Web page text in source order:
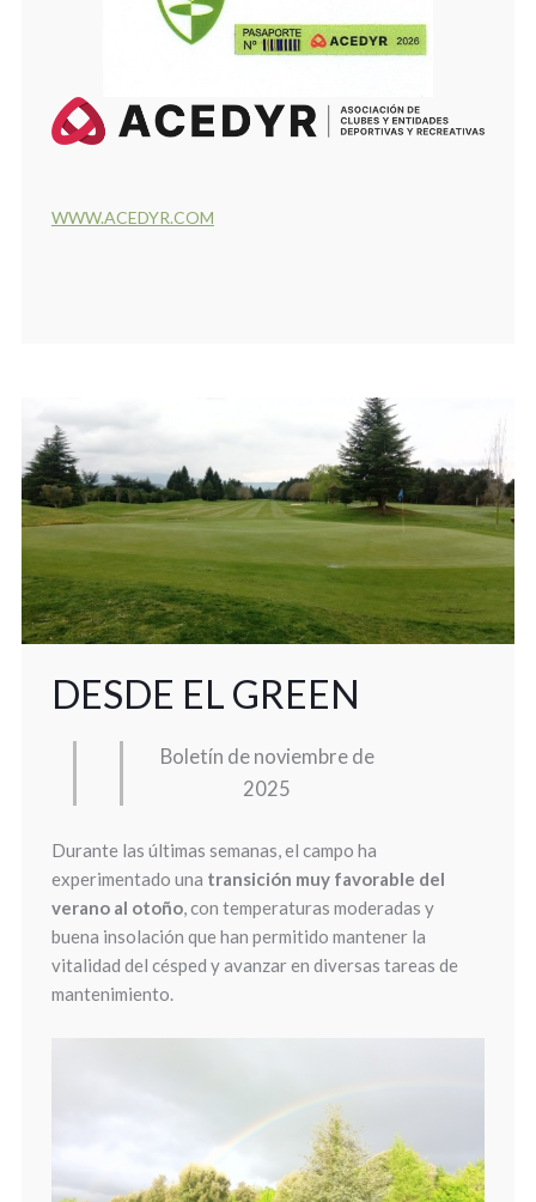
WWW.ACEDYR.COM
DESDE EL GREEN
Boletín de noviembre de
2025
Durante las últimas semanas, el campo ha
experimentado una transición muy favorable del
verano al otoño, con temperaturas moderadas y
buena insolación que han permitido mantener la
vitalidad del césped y avanzar en diversas tareas de
mantenimiento.